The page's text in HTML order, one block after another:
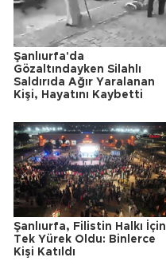
Şanlıurfa'da
Gözaltındayken Silahlı
Saldırıda Ağır Yaralanan
Kişi, Hayatını Kaybetti
Şanlıurfa, Filistin Halkı İçin
Tek Yürek Oldu: Binlerce
Kişi Katıldı